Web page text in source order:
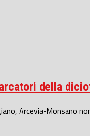
della
Arcevia-Monsano